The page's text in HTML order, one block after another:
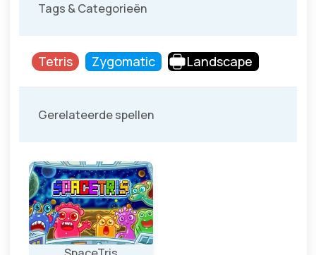
Tags & Categorieën
Tetris Zygomatic Landscape
Gerelateerde spellen